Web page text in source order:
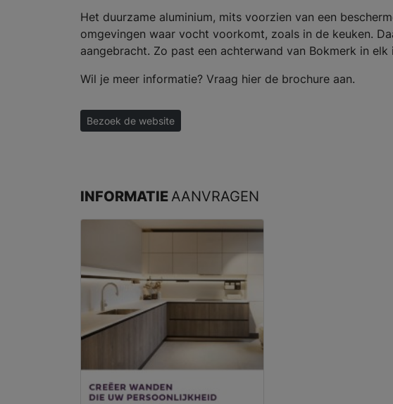
Het duurzame aluminium, mits voorzien van een
omgevingen waar vocht voorkomt, zoals in de keuken.
aangebracht. Zo past een achterwand van Bokmerk in elk
Wil je meer informatie? Vraag hier de brochure aan.
Bezoek de website
INFORMATIEAANVRAGEN